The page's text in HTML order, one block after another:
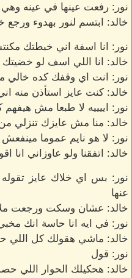
نور: رفعت عينها في عينه
خالد: ابتسم لنور بهدوء ورجع
نور: انا اسفة اني خبطتك
خالد: انا اللي اسف لو خضيتك
نور: انت اي وقفك كده
خالد: كنت عايز استأذن منه
نور: اييييه لا طبعا مش هيفهم
خالد: منا مش عايزك تنزلي
نور: لا هو نايم عموما
خالد: اتفقنا ولو عاوزاني انا
نور: بس اي خلاك عايز
عنها
خالد: عشان وسكت ورجعت
نور: في ايه انا حاسة انك
خالد: ماشي هقولك كل اللي
نور: قول
خالد: هحكيلك الحوار اللي